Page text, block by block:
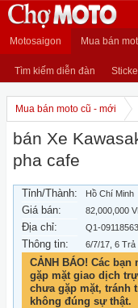
Motosaigon Mua bán
Tìm kiếm diễn đàn
Mua bán moto cũ - mới
bán Xe
pha cafe
Tỉnh/Thành: Hồ Chí Minh
Giá bán: 82,000,000
Địa chỉ: Q1-
Thông tin: 6/7/17 , 6
CẢNH BÁO! Các
gặp mặt giao dịch
chưa gặp mặt, tránh
không đúng sự thật.